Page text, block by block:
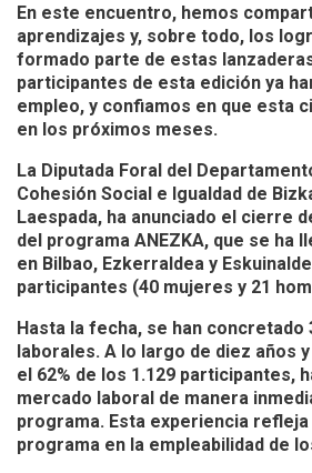
En este encuentro, hemos
aprendizajes y, sobre todo, los
formado parte de estas
participantes de esta edición ya
empleo, y confiamos en que esta
en los próximos meses.
La Diputada Foral del
Cohesión Social e Igualdad de
Laespada, ha anunciado el cierre
del programa ANEZKA, que se ha
en Bilbao, Ezkerraldea y
participantes (40 mujeres y 21
Hasta la fecha, se han concretado
laborales. A lo largo de diez años
el 62% de los 1.129 participantes,
mercado laboral de manera
programa. Esta experiencia
programa en la empleabilidad de